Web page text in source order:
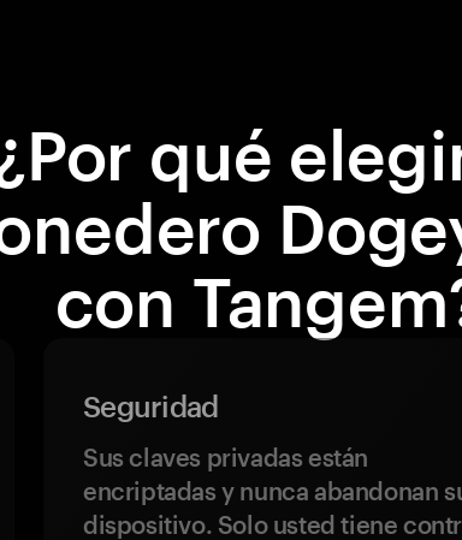
qué
con
Seguridad
Sus claves privadas están
encriptadas y nunca abandonan
dispositivo. Solo usted tiene